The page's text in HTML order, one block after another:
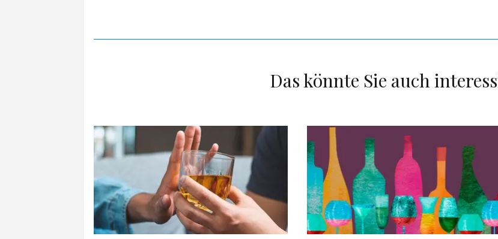
Das könnte Sie auch